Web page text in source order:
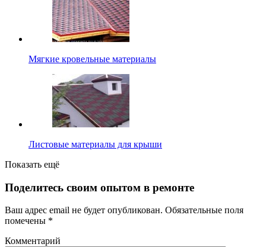
Мягкие кровельные материалы
Листовые материалы для крыши
Показать ещё
Поделитесь своим опытом в ремонте
Ваш адрес email не будет опубликован. Обязательные поля
помечены *
Комментарий